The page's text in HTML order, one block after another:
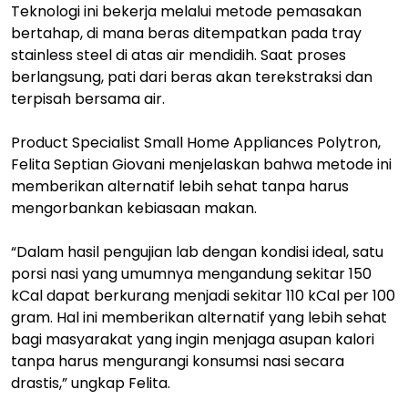
Teknologi ini bekerja melalui metode pemasakan
bertahap, di mana beras ditempatkan pada tray
stainless steel di atas air mendidih. Saat proses
berlangsung, pati dari beras akan terekstraksi dan
terpisah bersama air.
Product Specialist Small Home Appliances Polytron,
Felita Septian Giovani menjelaskan bahwa metode ini
memberikan alternatif lebih sehat tanpa harus
mengorbankan kebiasaan makan.
“Dalam hasil pengujian lab dengan kondisi ideal, satu
porsi nasi yang umumnya mengandung sekitar 150
kCal dapat berkurang menjadi sekitar 110 kCal per 100
gram. Hal ini memberikan alternatif yang lebih sehat
bagi masyarakat yang ingin menjaga asupan kalori
tanpa harus mengurangi konsumsi nasi secara
drastis,” ungkap Felita.